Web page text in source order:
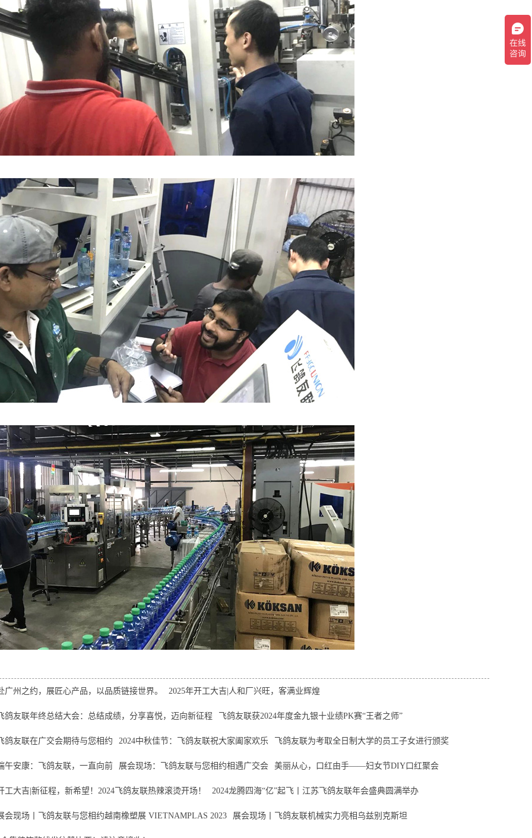
广州之约，展匠心产品，以品质链接世界。 2025年开工大吉|人和厂兴旺，客满业辉煌
鸽友联年终总结大会：总结成绩，分享喜悦，迈向新征程 飞鸽友联获2024年度金九银十业绩PK赛“王者之师”
鸽友联在广交会期待与您相约 2024中秋佳节：飞鸽友联祝大家阖家欢乐 飞鸽友联为考取全日制大学的员工子女进行颁奖
午安康：飞鸽友联，一直向前 展会现场：飞鸽友联与您相约相遇广交会 美丽从心，口红由手——妇女节DIY口红聚会
工大吉|新征程，新希望！2024飞鸽友联热辣滚烫开场！ 2024龙腾四海“亿”起飞丨江苏飞鸽友联年会盛典圆满举办
会现场丨飞鸽友联与您相约越南橡塑展 VIETNAMPLAS 2023 展会现场丨飞鸽友联机械实力亮相乌兹别克斯坦